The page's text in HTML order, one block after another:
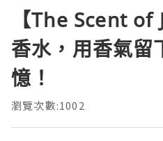
【The Scent
香水，用香氣留
憶！
瀏覽次數:1002